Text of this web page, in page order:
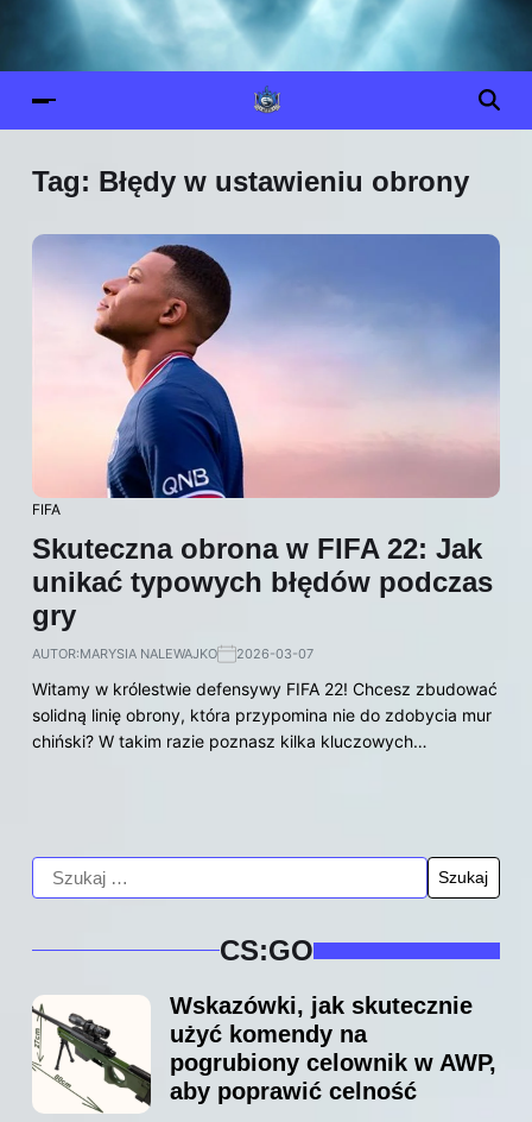
Tag: Błędy w ustawieniu obrony
FIFA
Skuteczna obrona w FIFA 22: Jak
unikać typowych błędów podczas
gry
AUTOR:MARYSIA NALEWAJKO 2026-03-07
Witamy w królestwie defensywy FIFA 22! Chcesz zbudować
solidną linię obrony, która przypomina nie do zdobycia mur
chiński? W takim razie poznasz kilka kluczowych…
CS:GO
Wskazówki, jak skutecznie
użyć komendy na
pogrubiony celownik w AWP,
aby poprawić celność